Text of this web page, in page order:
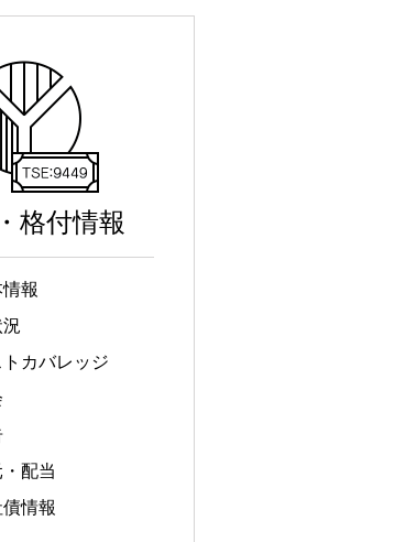
格付情報
報
カバレッジ
配当
情報